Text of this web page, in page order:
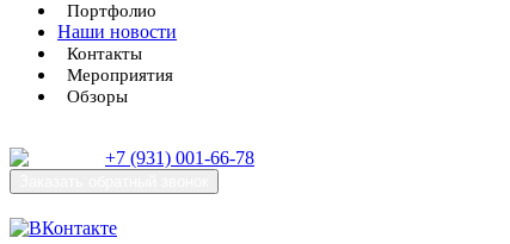
Портфолио
Наши новости
Контакты
Мероприятия
Обзоры
+7 (931) 001-66-78